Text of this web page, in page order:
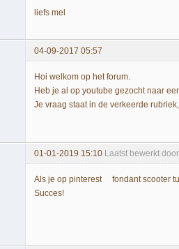
liefs mel
04-09-2017 05:57
Hoi welkom op het forum.
Heb je al op youtube gezocht naar
Je vraag staat in de verkeerde
01-01-2019 15:10 Laatst bewerkt
Als je op pinterest fondant scooter
Succes!